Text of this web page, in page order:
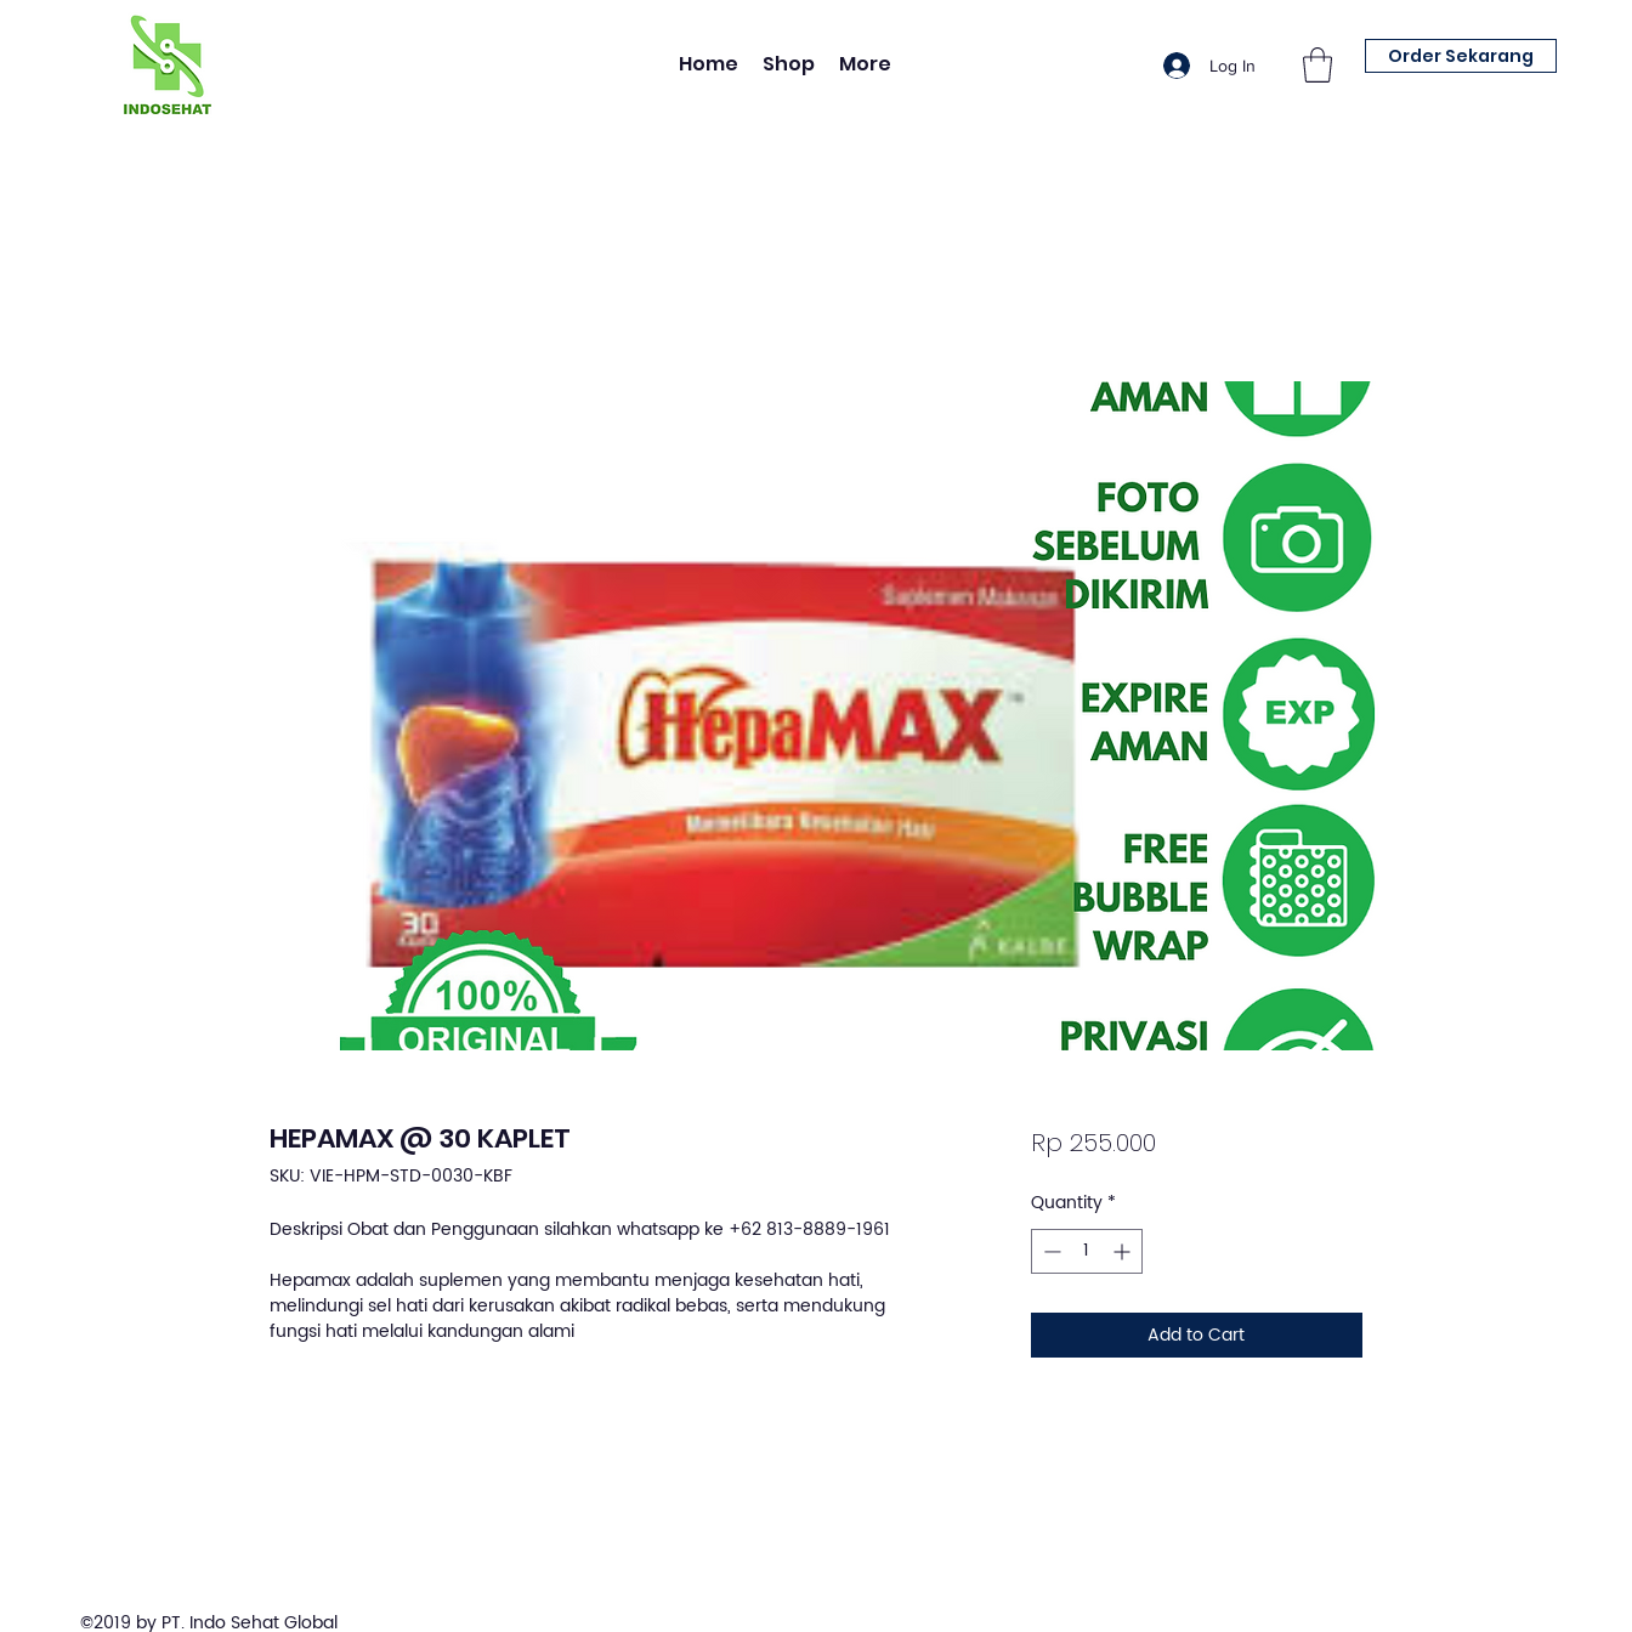
Home Shop More Log In Order Sekarang
HEPAMAX @ 30 KAPLET
SKU: VIE-HPM-STD-0030-KBF
Deskripsi Obat dan Penggunaan silahkan whatsapp ke +62 813-8889-1961
Hepamax adalah suplemen yang membantu menjaga kesehatan hati,
melindungi sel hati dari kerusakan akibat radikal bebas, serta mendukung
fungsi hati melalui kandungan alami
Rp 255.000Price
Quantity *
Add to Cart
©2019 by PT. Indo Sehat Global